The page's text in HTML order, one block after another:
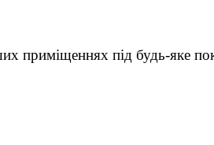
приміщеннях під будь-яке